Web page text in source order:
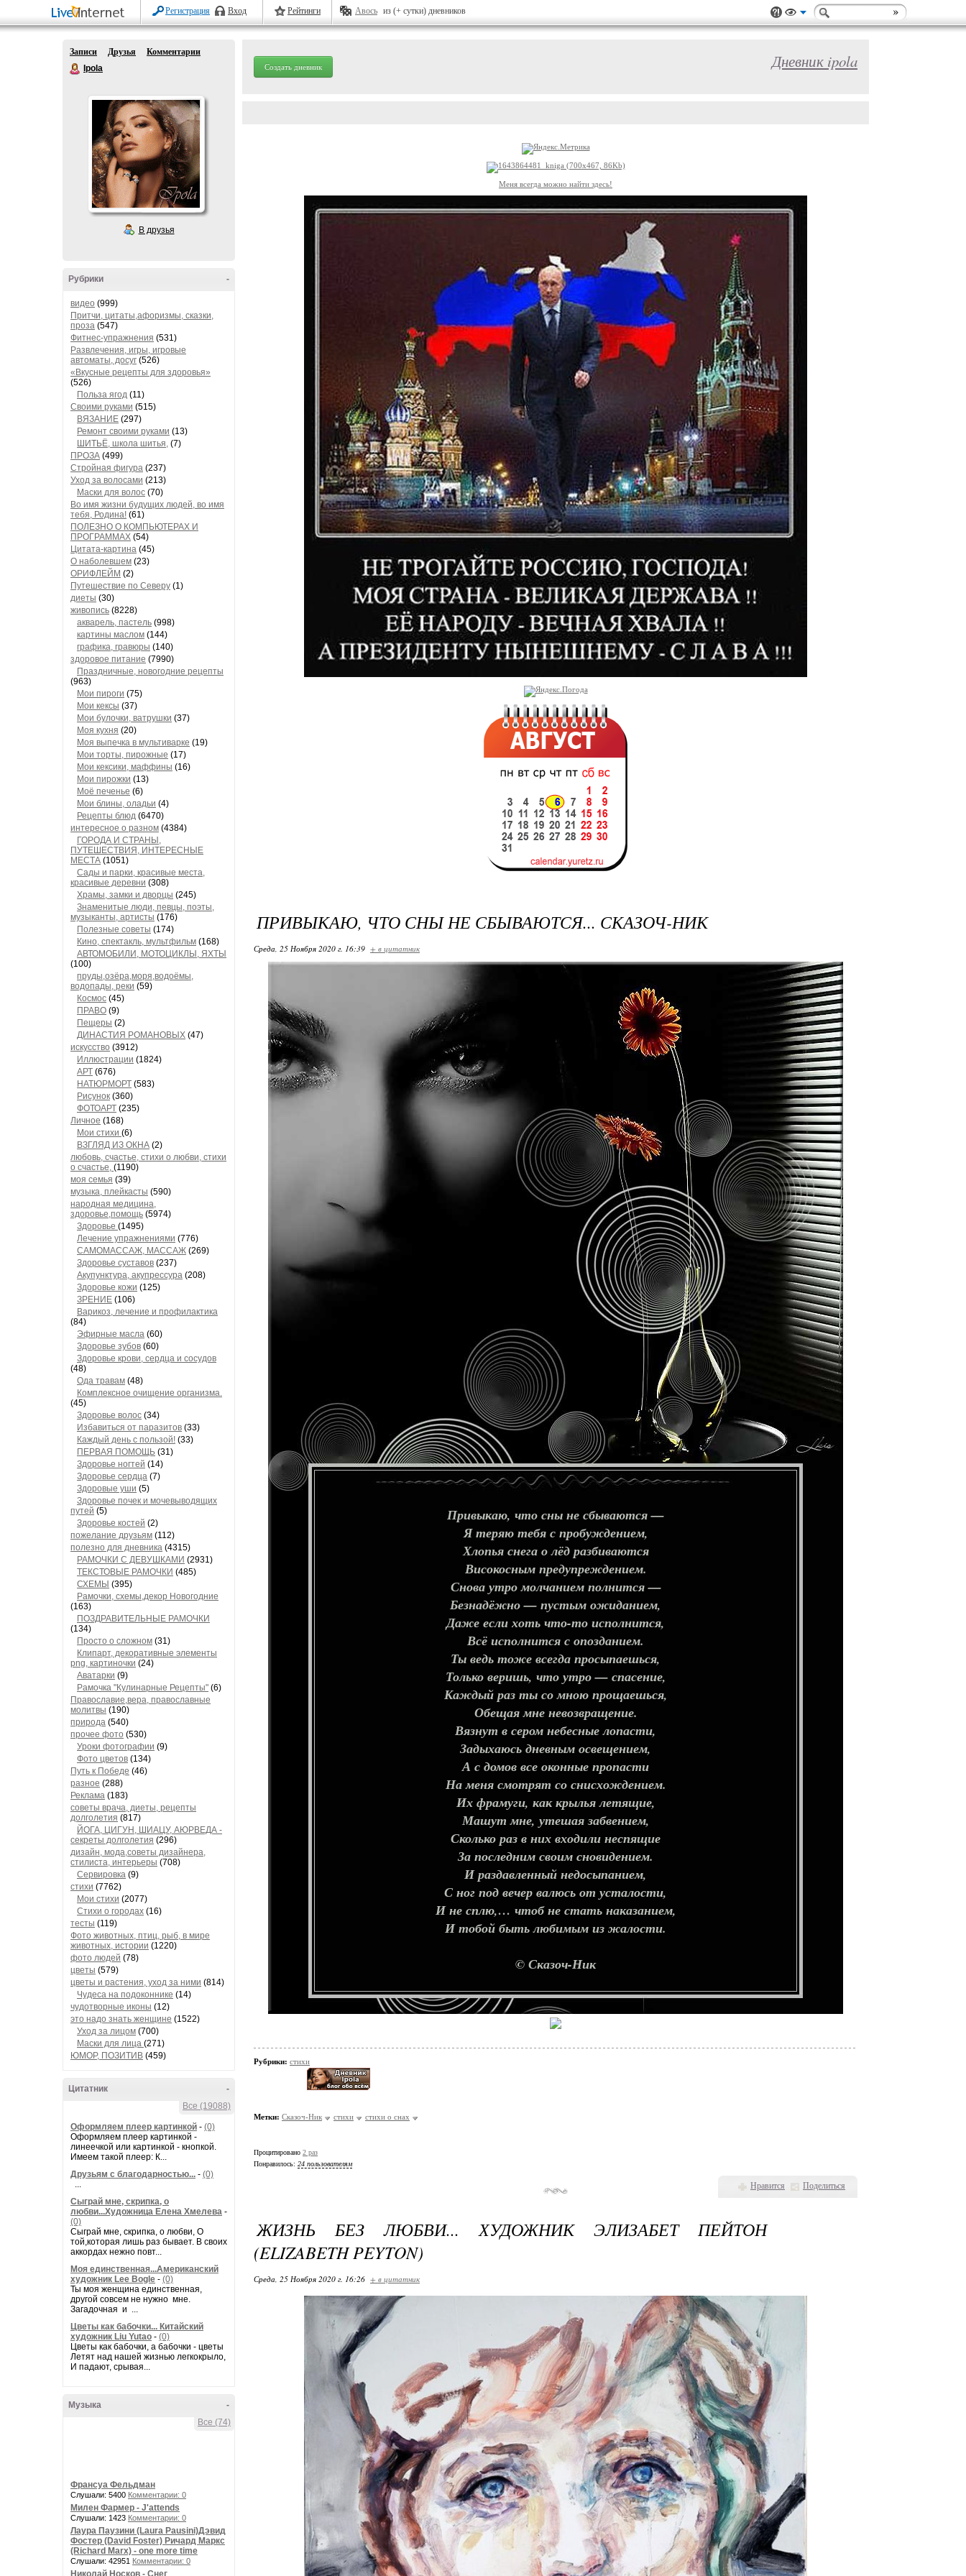
Регистрация Вход Рейтинги Авось из (+ сутки) дневников
Записи Друзья
Комментарии
Ipola
В друзья
-
Рубрики
видео (999)
Притчи, цитаты,афоризмы, сказки,
проза (547)
Фитнес-упражнения (531)
Развлечения, игры, игровые
автоматы, досуг (526)
«Вкусные рецепты для здоровья»
(526)
Польза ягод (11)
Своими руками (515)
ВЯЗАНИЕ (297)
Ремонт своими руками (13)
ШИТЬЁ, школа шитья, (7)
ПРОЗА (499)
Стройная фигура (237)
Уход за волосами (213)
Маски для волос (70)
Во имя жизни будущих людей, во имя
тебя, Родина! (61)
ПОЛЕЗНО О КОМПЬЮТЕРАХ И
ПРОГРАММАХ (54)
Цитата-картина (45)
О наболевшем (23)
ОРИФЛЕЙМ (2)
Путешествие по Северу (1)
диеты (30)
живопись (8228)
акварель, пастель (998)
картины маслом (144)
графика, гравюры (140)
здоровое питание (7990)
Праздничные, новогодние рецепты
(963)
Мои пироги (75)
Мои кексы (37)
Мои булочки, ватрушки (37)
Моя кухня (20)
Моя выпечка в мультиварке (19)
Мои торты, пирожные (17)
Мои кексики, маффины (16)
Мои пирожки (13)
Моё печенье (6)
Мои блины, оладьи (4)
Рецепты блюд (6470)
интересное о разном (4384)
ГОРОДА И СТРАНЫ,
ПУТЕШЕСТВИЯ, ИНТЕРЕСНЫЕ
МЕСТА (1051)
Сады и парки, красивые места,
красивые деревни (308)
Храмы, замки и дворцы (245)
Знаменитые люди, певцы, поэты,
музыканты, артисты (176)
Полезные советы (174)
Кино, спектакль, мультфильм (168)
АВТОМОБИЛИ, МОТОЦИКЛЫ, ЯХТЫ
(100)
пруды,озёра,моря,водоёмы,
водопады, реки (59)
Космос (45)
ПРАВО (9)
Пещеры (2)
ДИНАСТИЯ РОМАНОВЫХ (47)
искусство (3912)
Иллюстрации (1824)
АРТ (676)
НАТЮРМОРТ (583)
Рисунок (360)
ФОТОАРТ (235)
Личное (168)
Мои стихи (6)
ВЗГЛЯД ИЗ ОКНА (2)
любовь, счастье, стихи о любви, стихи
о счастье, (1190)
моя семья (39)
музыка, плейкасты (590)
народная медицина,
здоровье,помощь (5974)
Здоровье (1495)
Лечение упражнениями (776)
САМОМАССАЖ, МАССАЖ (269)
Здоровье суставов (237)
Акупунктура, акупрессура (208)
Здоровье кожи (125)
ЗРЕНИЕ (106)
Варикоз, лечение и профилактика
(84)
Эфирные масла (60)
Здоровье зубов (60)
Здоровье крови, сердца и сосудов
(48)
Ода травам (48)
Комплексное очищение организма.
(45)
Здоровье волос (34)
Избавиться от паразитов (33)
Каждый день с пользой! (33)
ПЕРВАЯ ПОМОЩЬ (31)
Здоровье ногтей (14)
Здоровье сердца (7)
Здоровые уши (5)
Здоровье почек и мочевыводящих
путей (5)
Здоровье костей (2)
пожелание друзьям (112)
полезно для дневника (4315)
РАМОЧКИ С ДЕВУШКАМИ (2931)
ТЕКСТОВЫЕ РАМОЧКИ (485)
СХЕМЫ (395)
Рамочки, схемы,декор Новогодние
(163)
ПОЗДРАВИТЕЛЬНЫЕ РАМОЧКИ
(134)
Просто о сложном (31)
Клипарт, декоративные элементы
png, картиночки (24)
Аватарки (9)
Рамочка "Кулинарные Рецепты" (6)
Православие,вера, православные
молитвы (190)
природа (540)
прочее фото (530)
Уроки фотографии (9)
Фото цветов (134)
Путь к Победе (46)
разное (288)
Реклама (183)
советы врача, диеты, рецепты
долголетия (817)
ЙОГА, ЦИГУН, ШИАЦУ, АЮРВЕДА -
секреты долголетия (296)
дизайн, мода,советы дизайнера,
стилиста, интерьеры (708)
Сервировка (9)
стихи (7762)
Мои стихи (2077)
Стихи о городах (16)
тесты (119)
Фото животных, птиц, рыб, в мире
животных, истории (1220)
фото людей (78)
цветы (579)
цветы и растения, уход за ними (814)
Чудеса на подоконнике (14)
чудотворные иконы (12)
это надо знать женщине (1522)
Уход за лицом (700)
Маски для лица (271)
ЮМОР, ПОЗИТИВ (459)
-
Цитатник
Все (19088)
Оформляем плеер картинкой - (0)
Оформляем плеер картинкой -
линеечкой или картинкой - кнопкой.
Имеем такой плеер: К...
Друзьям с благодарностью... - (0)
...
Сыграй мне, скрипка, о
любви...Художница Елена Хмелева -
(0)
Сыграй мне, скрипка, о любви, О
той,которая лишь раз бывает. В своих
аккордах нежно повт...
Моя единственная...Американский
художник Lee Bogle - (0)
Ты моя женщина единственная,
другой совсем не нужно мне.
Загадочная и ...
Цветы как бабочки... Китайский
художник Liu Yutao - (0)
Цветы как бабочки, а бабочки - цветы
Летят над нашей жизнью легкокрыло,
И падают, срывая...
-
Музыка
Все (74)
Франсуа Фельдман
Слушали: 5400 Комментарии: 0
Милен Фармер - J'attends
Слушали: 1423 Комментарии: 0
Лаура Паузини (Laura Pausini)Дэвид
Фостер (David Foster) Ричард Маркс
(Richard Marx) - one more time
Слушали: 42951 Комментарии: 0
Николай Носков - Снег
Создать дневник Дневник ipola
Меня всегда можно найти здесь!
Нравится Поделиться
ПРИВЫКАЮ, ЧТО СНЫ НЕ СБЫВАЮТСЯ... СКАЗОЧ-НИК
Среда, 25 Ноября 2020 г. 16:39 + в цитатник
Привыкаю, что сны не сбываются —
Я теряю тебя с пробуждением,
Хлопья снега о лёд разбиваются
Високосным предупреждением.
Снова утро молчанием полнится —
Безнадёжно — пустым ожиданием,
Даже если хоть что-то исполнится,
Всё исполнится с опозданием.
Ты ведь тоже всегда просыпаешься,
Только веришь, что утро — спасение,
Каждый раз ты со мною прощаешься,
Обещая мне невозвращение.
Вязнут в сером небесные лопасти,
Задыхаюсь дневным освещением,
А с домов все оконные пропасти
На меня смотрят со снисхождением.
Их фрамуги, как крылья летящие,
Машут мне, утешая забвением,
Сколько раз в них входили неспящие
За последним своим сновидением.
И раздавленный недосыпанием,
С ног под вечер валюсь от усталости,
И не сплю,… чтоб не стать наказанием,
И тобой быть любимым из жалости.
© Сказоч-Ник
Рубрики: стихи
Метки: Сказоч-Ник стихи стихи о снах
Процитировано 2 раз
Понравилось: 24 пользователям
ЖИЗНЬ БЕЗ ЛЮБВИ... ХУДОЖНИК ЭЛИЗАБЕТ ПЕЙТОН
(ELIZABETH PEYTON)
Среда, 25 Ноября 2020 г. 16:26 + в цитатник